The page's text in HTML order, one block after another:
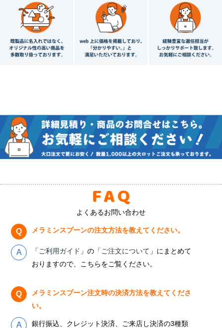
FAQ
よくあるお問い合わせ
メラミンスプーンの注文方法を教えてください。
「 ご利用ガイド 」の「 ご注文について 」にまとめて
おりますので、こちらをご覧ください。
メラミンスプーン注文時の決済方法を教えてくださ
い。
銀行振込、クレジット決済、ご来店し決済の3種類